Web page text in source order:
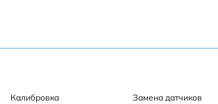
Калибровка
Замена датчиков